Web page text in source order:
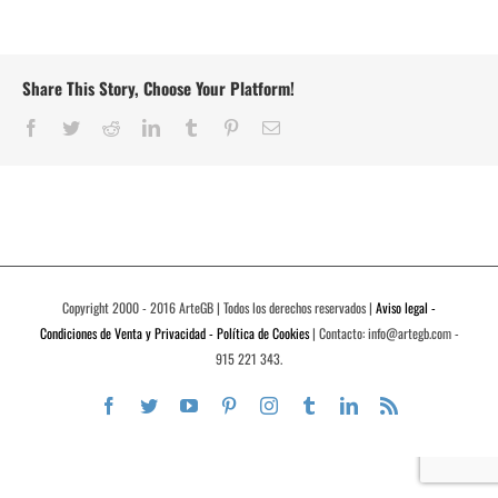
Share This Story, Choose Your Platform!
Facebook
TwitterRedditLinkedInTumblr PinterestCorreo
Copyright 2000 - 2016 ArteGB | Todos los derechos reservados | Aviso legal -
Condiciones de Venta y Privacidad - Política de Cookies| Contacto: info@artegb.com -
915 221 343.
Facebook
TwitterYouTubePinterestInstagramTumblrLinkedIn